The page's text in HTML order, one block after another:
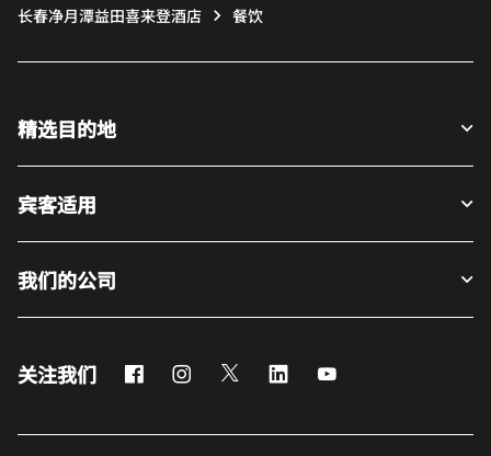
长春净月潭益田喜来登酒店 餐饮
精选目的地
宾客适用
我们的公司
关注我们 FacebookInstagram
Twitter LinkedIn